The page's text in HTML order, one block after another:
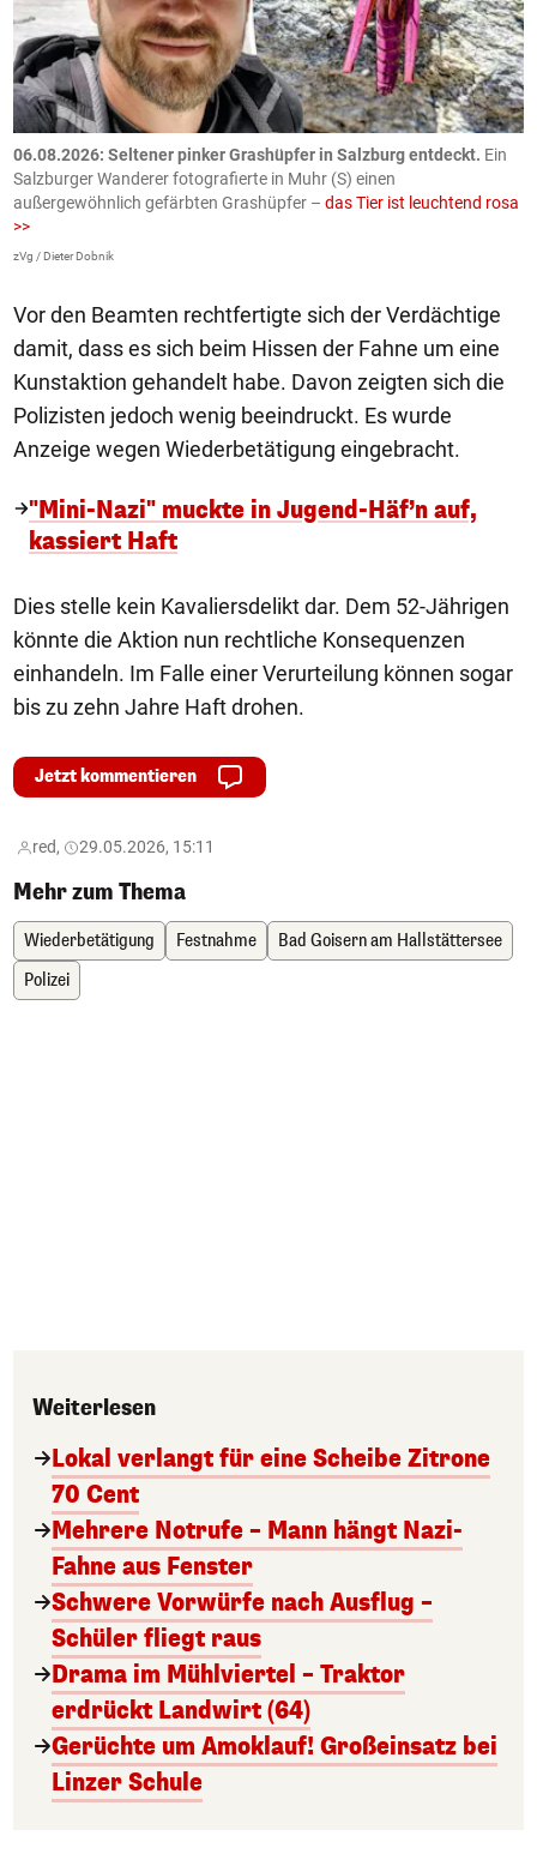
06.08.2026: Seltener pinker Grashüpfer in Salzburg entdeckt. Ein
Salzburger Wanderer fotografierte in Muhr (S) einen
außergewöhnlich gefärbten Grashüpfer – das Tier ist leuchtend rosa
>>
zVg / Dieter Dobnik
Vor den Beamten rechtfertigte sich der Verdächtige
damit, dass es sich beim Hissen der Fahne um eine
Kunstaktion gehandelt habe. Davon zeigten sich die
Polizisten jedoch wenig beeindruckt. Es wurde
Anzeige wegen Wiederbetätigung eingebracht.
"Mini-Nazi" muckte in Jugend-Häf’n auf,
kassiert Haft
Dies stelle kein Kavaliersdelikt dar. Dem 52-Jährigen
könnte die Aktion nun rechtliche Konsequenzen
einhandeln. Im Falle einer Verurteilung können sogar
bis zu zehn Jahre Haft drohen.
Jetzt kommentieren
red, 29.05.2026, 15:11
Mehr zum Thema
Wiederbetätigung Festnahme
Bad Goisern am Hallstättersee
Polizei
Weiterlesen
Lokal verlangt für eine Scheibe Zitrone
70 Cent
Mehrere Notrufe – Mann hängt Nazi-
Fahne aus Fenster
Schwere Vorwürfe nach Ausflug –
Schüler fliegt raus
Drama im Mühlviertel – Traktor
erdrückt Landwirt (64)
Gerüchte um Amoklauf! Großeinsatz bei
Linzer Schule